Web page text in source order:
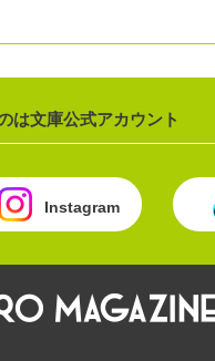
筆 ～偽りの闇と真の燈火～
と天狗眼』シリーズが3位に
階 山姥の愚痴庵』のインタ
香さんに、柑実ナコ先生『
した。
。
』特設サイトを公開しまし
は文庫公式アカウント
Instagram